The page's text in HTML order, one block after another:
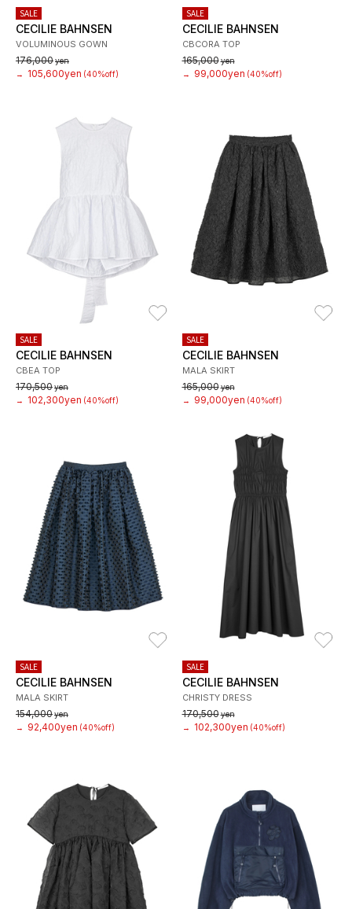
SALE
CECILIE BAHNSEN
VOLUMINOUS GOWN
176,000yen
→
105,600yen (40%off)
SALE
CECILIE BAHNSEN
CBCORA TOP
165,000yen
→
99,000yen (40%off)
SALE
CECILIE BAHNSEN
CBEA TOP
170,500yen
→
102,300yen (40%off)
SALE
CECILIE BAHNSEN
MALA SKIRT
165,000yen
→
99,000yen (40%off)
SALE
CECILIE BAHNSEN
MALA SKIRT
154,000yen
→
92,400yen (40%off)
SALE
CECILIE BAHNSEN
CHRISTY DRESS
170,500yen
→
102,300yen (40%off)